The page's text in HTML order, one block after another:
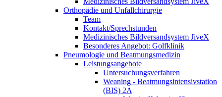
Orthopädie und Unfallchirurgie
Team
Kontakt/Sprechstunden
Medizinisches Bildversandsystem JiveX
Besonderes Angebot: Golfklinik
Pneumologie und Beatmungsmedizin
Leistungsangebote
Untersuchungsverfahren
Weaning - Beatmungsintensivstation
(BIS) 2A